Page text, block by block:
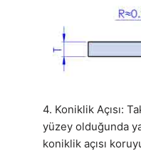
4. Koniklik Açısı:
yüzey olduğunda
koniklik açısı